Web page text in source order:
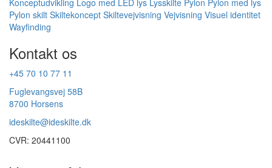
Pylon skilt Skiltekoncept Skiltevejvisning Vejvisning Visuel identitet
Wayfinding
Kontakt os
+45 70 10 77 11
Fuglevangsvej 58B
8700 Horsens
ideskilte@ideskilte.dk
CVR: 20441100